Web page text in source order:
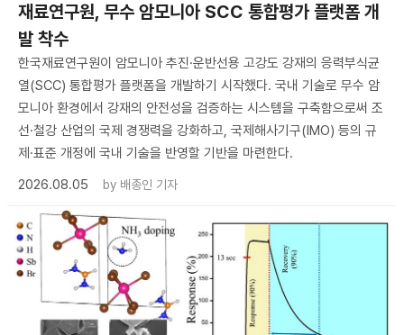
재료연구원, 무수 암모니아 SCC 통합평가 플랫폼 개
발 착수
한국재료연구원이 암모니아 추진·운반선용 고강도 강재의 응력부식균
열(SCC) 통합평가 플랫폼을 개발하기 시작했다. 국내 기술로 무수 암
모니아 환경에서 강재의 안전성을 검증하는 시스템을 구축함으로써 조
선·철강 산업의 국제 경쟁력을 강화하고, 국제해사기구(IMO) 등의 규
제·표준 개정에 국내 기술을 반영할 기반을 마련한다.
2026.08.05
by 배종인 기자